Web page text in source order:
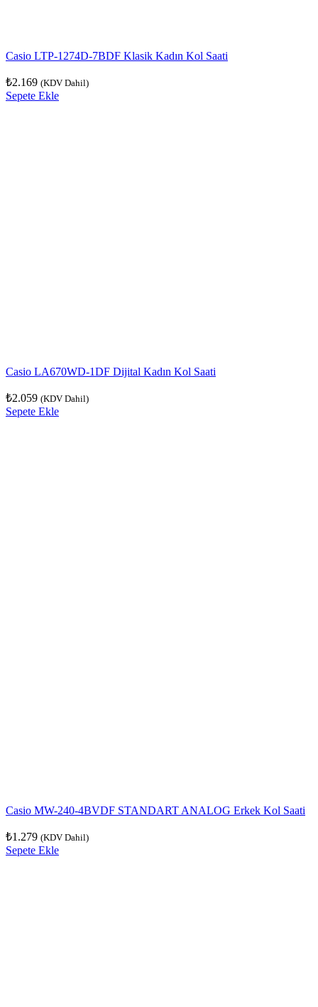
Casio LTP-1274D-7BDF Klasik Kadın Kol Saati
₺2.169 (KDV Dahil)
Sepete Ekle
Casio LA670WD-1DF Dijital Kadın Kol Saati
₺2.059 (KDV Dahil)
Sepete Ekle
Casio MW-240-4BVDF STANDART ANALOG Erkek Kol Saati
₺1.279 (KDV Dahil)
Sepete Ekle